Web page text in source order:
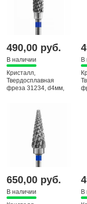
490,00 руб.
В наличии
Кристалл,
Твердосплавная
фреза 31234, d4мм,
В
650,00 руб.
В наличии
В